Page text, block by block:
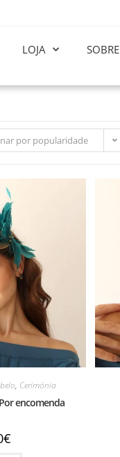
LOJA SOBRE
por popularidade
, Cerimónia
encomenda
€